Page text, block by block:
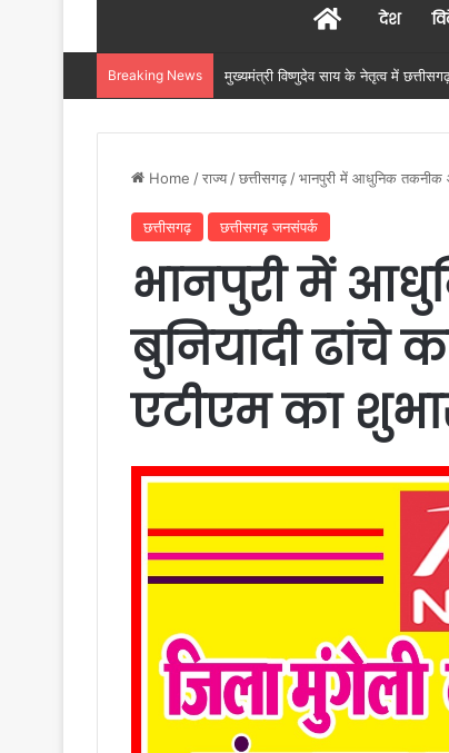
Homeदेश
Breaking News
Home /राज्य /छत्तीसगढ़ /भानपुरी में आधुनिक तकनीक
छत्तीसगढ़ छत्तीसगढ़ जनसंपर्क
भानपुरी में
बुनियादी ढांचे
एटीएम का